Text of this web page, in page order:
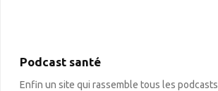
Podcast santé
Enfin un site qui rassemble tous les podcasts